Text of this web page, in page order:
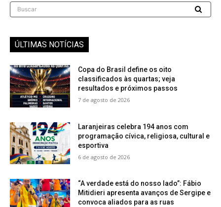
Buscar
ÚLTIMAS NOTÍCIAS
Copa do Brasil define os oito
classificados às quartas; veja
resultados e próximos passos
7 de agosto de 2026
Laranjeiras celebra 194 anos com
programação cívica, religiosa, cultural e
esportiva
6 de agosto de 2026
“A verdade está do nosso lado”: Fábio
Mitidieri apresenta avanços de Sergipe e
convoca aliados para as ruas